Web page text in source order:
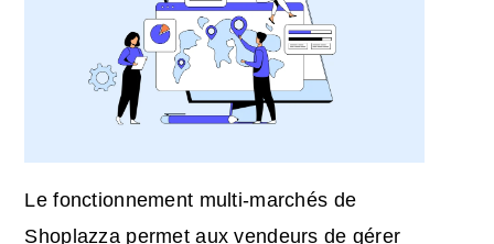
Le fonctionnement multi-marchés de
Shoplazza permet aux vendeurs de gérer